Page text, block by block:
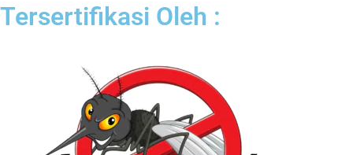
Tersertifikasi Oleh :